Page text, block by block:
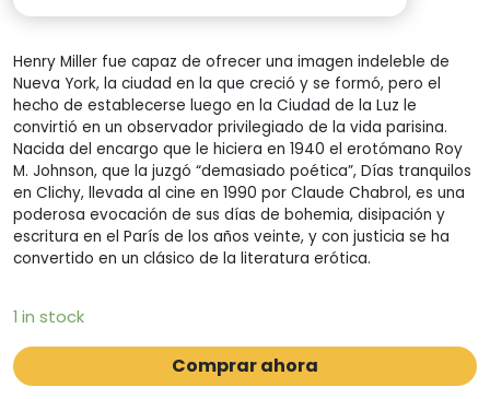
Henry Miller fue capaz de ofrecer una imagen indeleble de
Nueva York, la ciudad en la que creció y se formó, pero el
hecho de establecerse luego en la Ciudad de la Luz le
convirtió en un observador privilegiado de la vida parisina.
Nacida del encargo que le hiciera en 1940 el erotómano Roy
M. Johnson, que la juzgó “demasiado poética”, Días tranquilos
en Clichy, llevada al cine en 1990 por Claude Chabrol, es una
poderosa evocación de sus días de bohemia, disipación y
escritura en el París de los años veinte, y con justicia se ha
convertido en un clásico de la literatura erótica.
1 in stock
Comprar ahora